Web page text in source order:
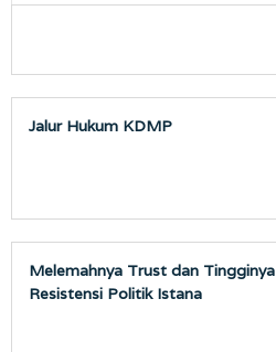
Jalur Hukum KDMP
Melemahnya Trust dan Tingginya
Resistensi Politik Istana